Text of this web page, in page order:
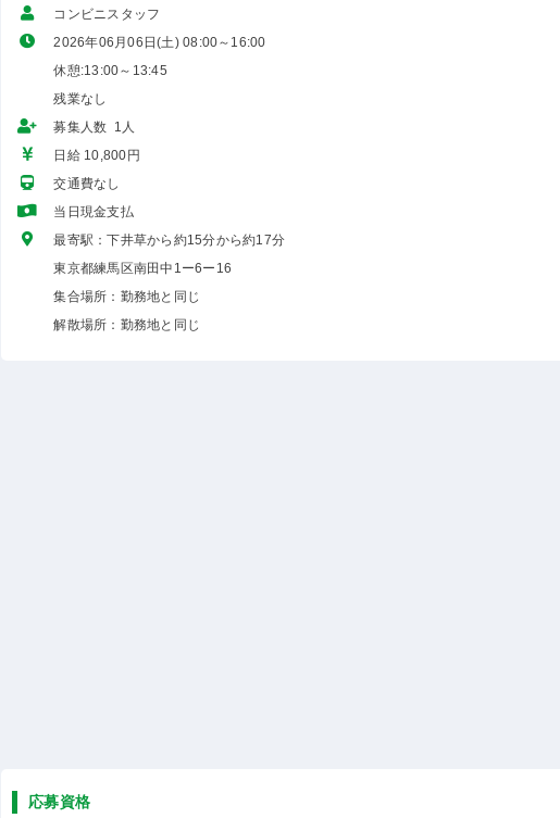
コンビニスタッフ
2026年06月06日(土) 08:00～16:00
休憩:13:00～13:45
残業なし
募集人数 1人
日給 10,800円
交通費なし
当日現金支払
最寄駅：下井草から約15分から約17分
東京都練馬区南田中1ー6ー16
集合場所：勤務地と同じ
解散場所：勤務地と同じ
応募資格